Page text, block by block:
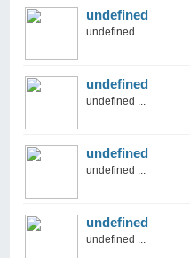
undefined
undefined ...
undefined
undefined ...
undefined
undefined ...
undefined
undefined ...